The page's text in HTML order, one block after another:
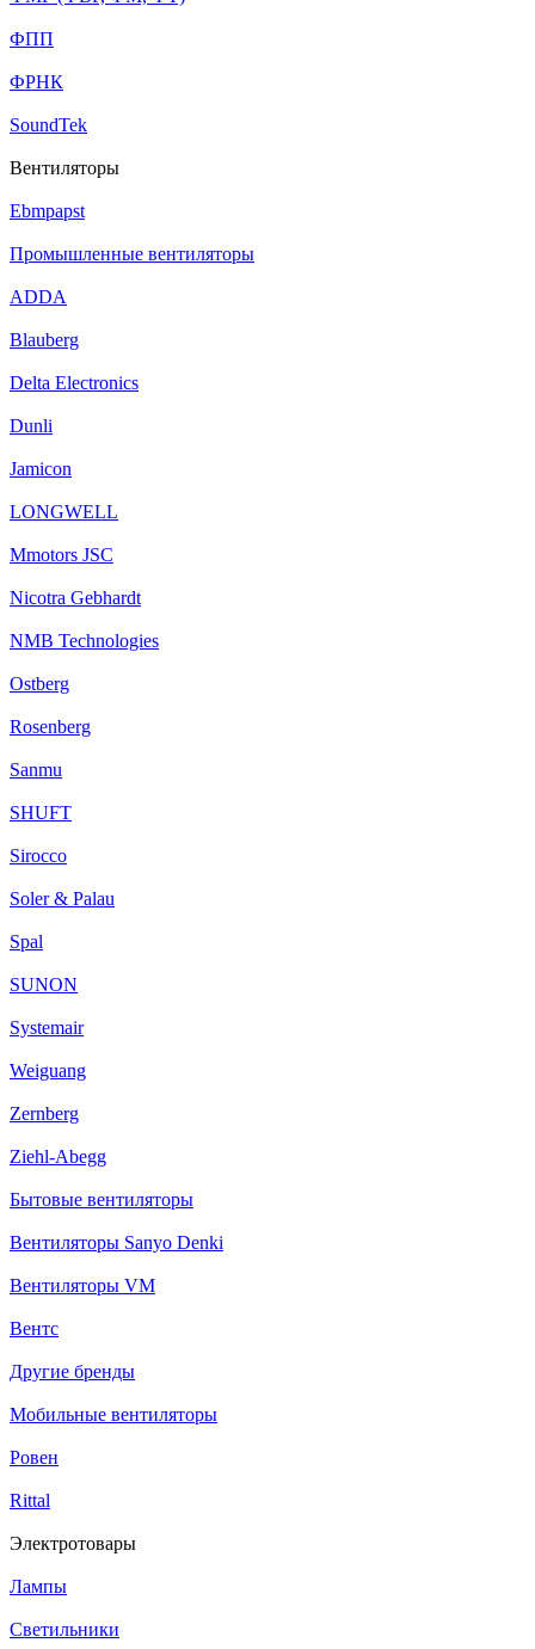
ФПП
ФРНК
SoundTek
Вентиляторы
Ebmpapst
Промышленные вентиляторы
ADDA
Blauberg
Delta Electronics
Dunli
Jamicon
LONGWELL
Mmotors JSC
Nicotra Gebhardt
NMB Technologies
Ostberg
Rosenberg
Sanmu
SHUFT
Sirocco
Soler & Palau
Spal
SUNON
Systemair
Weiguang
Zernberg
Ziehl-Abegg
Бытовые вентиляторы
Вентиляторы Sanyo Denki
Вентиляторы VM
Вентс
Другие бренды
Мобильные вентиляторы
Ровен
Rittal
Электротовары
Лампы
Светильники